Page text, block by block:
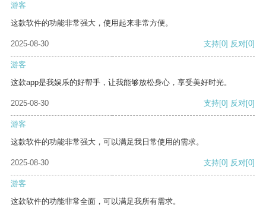
游客
这款软件的功能非常强大，使用起来非常方便。
2025-08-30 支持[0] 反对[0]
游客
这款app是我娱乐的好帮手，让我能够放松身心，享受美好时光。
2025-08-30 支持[0] 反对[0]
游客
这款软件的功能非常强大，可以满足我日常使用的需求。
2025-08-30 支持[0] 反对[0]
游客
这款软件的功能非常全面，可以满足我所有需求。